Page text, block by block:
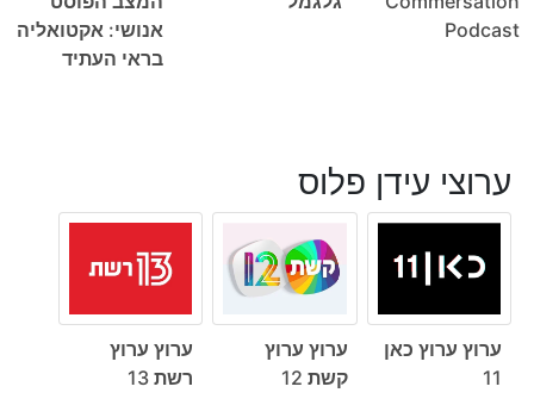
Podcast
אנושי: אקטואליה
בראי העתיד
ערוצי עידן פלוס
ערוץ ערוץ כאן
11
ערוץ ערוץ
קשת 12
ערוץ ערוץ
רשת 13